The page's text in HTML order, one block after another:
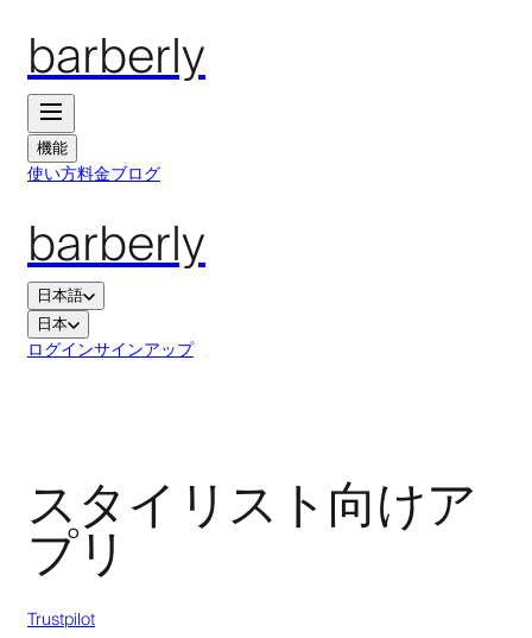
barberly
機能
使い方料金ブログ
barberly
日本語
日本
ログインサインアップ
スタイリスト向けア
プリ
Trustpilot